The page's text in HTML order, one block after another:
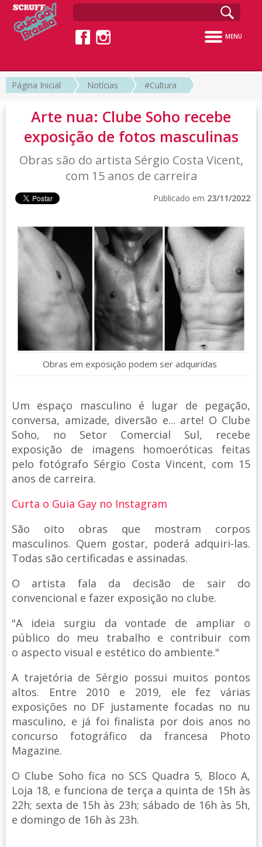
MENU
Página Inicial Notícias #Cultura
Arte nua: Clube Soho recebe
exposição de fotos masculinas
Obras são do artista Sérgio Costa Vicent,
com 15 anos de carreira
Publicado em 23/11/2022
Obras em exposição podem ser adquiridas
Um espaço masculino é lugar de pegação,
conversa, amizade, diversão e... arte! O Clube
Soho, no Setor Comercial Sul, recebe
exposição de imagens homoeróticas feitas
pelo fotógrafo Sérgio Costa Vincent, com 15
anos de carreira.
Curta o Guia Gay no Instagram
São oito obras que mostram corpos
masculinos. Quem gostar, poderá adquiri-las.
Todas são certificadas e assinadas.
O artista fala da decisão de sair do
convencional e fazer exposição no clube.
"A ideia surgiu da vontade de ampliar o
público do meu trabalho e contribuir com
o aspecto visual e estético do ambiente."
A trajetória de Sérgio possui muitos pontos
altos. Entre 2010 e 2019, ele fez várias
exposições no DF justamente focadas no nu
masculino, e já foi finalista por dois anos no
concurso fotográfico da francesa Photo
Magazine.
O Clube Soho fica no SCS Quadra 5, Bloco A,
Loja 18, e funciona de terça a quinta de 15h às
22h; sexta de 15h às 23h; sábado de 16h às 5h,
e domingo de 16h às 23h.